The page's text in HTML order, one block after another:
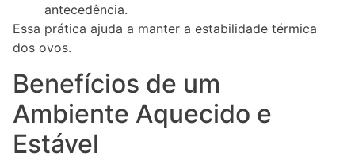
antecedência.
Essa prática ajuda a manter a estabilidade térmica
dos ovos.
Benefícios de um
Ambiente Aquecido e
Estável